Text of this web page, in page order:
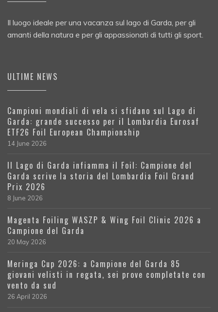
Il luogo ideale per una vacanza sul lago di Garda, per gli
amanti della natura e per gli appassionati di tutti gli sport.
ULTIME NEWS
Campioni mondiali di vela si sfidano sul Lago di
Garda: grande successo per il Lombardia Eurosaf
ETF26 Foil European Championship
14 June 2026
Il Lago di Garda infiamma il Foil: Campione del
Garda scrive la storia del Lombardia Foil Grand
Prix 2026
8 June 2026
Magenta Foiling WASZP & Wing Foil Clinic 2026 a
Campione del Garda
20 May 2026
Meringa Cup 2026: a Campione del Garda 85
giovani velisti in regata, sei prove completate con
vento da sud
26 April 2026